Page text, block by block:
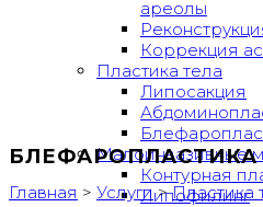
ареолы
Коррекция
Пластика тела
Липосакция
Малоинвазивные
Контурная
Липофилинг
БЛЕФАРОПЛАСТИКА
Главная > Услуги>Пластика